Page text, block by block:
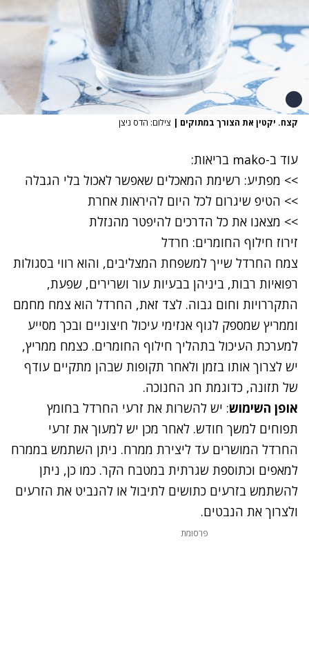
קצח. יקטין את הצורך במתוקים | צילום: הדס ניצן
עוד ב-mako בריאות
:
>> מפתיע: רשימת המאכלים שאפשר לאכול בלי הגבלה
>> הטיפ שיגרום לכל היום להיראות אחרת
>> מצאנו את כל הדרכים להיפטר מהנזלת
זירוז חילוף החומרים: חרדל
צמח החרדל שייך למשפחת המצליבים, והוא רווי בסגולות
רפואיות רבות, ביניהן בבעיות עור ושרירים, שפעת,
התקררויות וחום גבוה. לצד זאת, החרדל הוא צמח מחמם
וממריץ שמספק לגוף אנזימי עיכול חיצוניים ובכך מסייע
למערכת העיכול בתהליך חילוף החומרים. כצמח ממריץ,
יש לצרוך אותו בזמן ולאחר תקופות שבהן מתקיים עודף
של תזונה, כדוגמת חג החנוכה.
אופן השימוש: יש להשרות את זרעי החרדל בחומץ
תפוחים למשך חודש. לאחר מכן יש למעוך את זרעי
החרדל המושרים עד ליצירת ממרח. ניתן השתמש בממרח
למאפים וכתוספת שגרתית במטבח הקר. כמו כן, ניתן
להשתמש בזרעים כתושים לתיבול או להנביט את הזרעים
ולצרוך את הנבטים.
פרסומת